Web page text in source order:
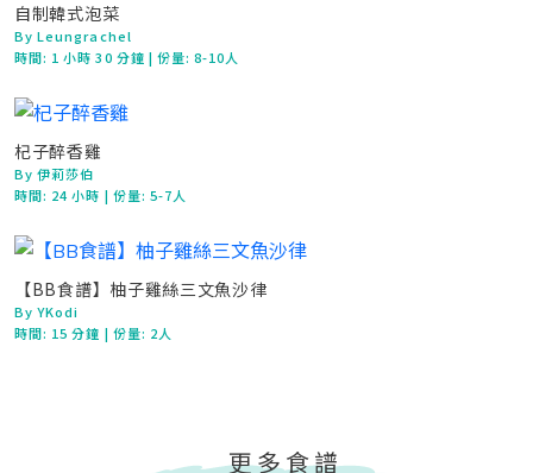
自制韓式泡菜
By Leungrachel
時間: 1 小時 30 分鐘 | 份量: 8-10人
杞子醉香雞
By 伊莉莎伯
時間: 24 小時 | 份量: 5-7人
【BB食譜】柚子雞絲三文魚沙律
By YKodi
時間: 15 分鐘 | 份量: 2人
更多食譜